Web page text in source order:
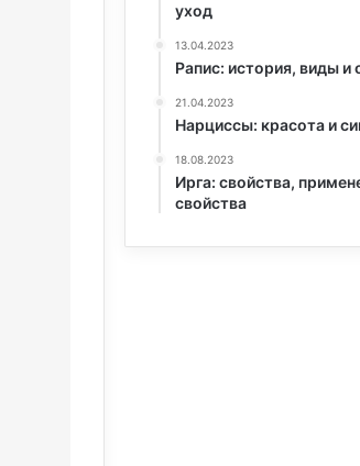
уход
13.04.2023
Рапис: история, виды и
21.04.2023
Нарциссы: красота и
18.08.2023
Ирга: свойства,
свойства